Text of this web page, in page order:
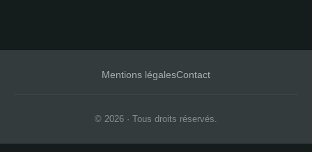
Mentions légalesContact
© 2026 · Tous droits réservés.